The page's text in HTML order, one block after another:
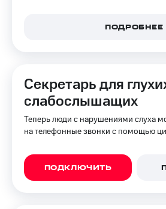
ПОДРОБНЕЕ
Секретарь для
слабослышащих
Теперь люди с нарушениями слуха
на телефонные звонки с помощью
ПОДКЛЮЧИТЬ